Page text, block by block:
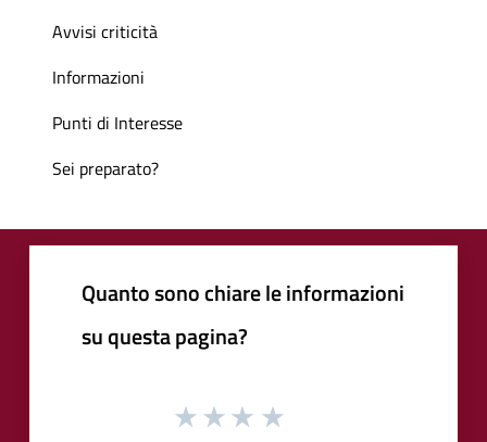
Avvisi criticità
Informazioni
Punti di Interesse
Sei preparato?
Quanto sono chiare le informazioni
su questa pagina?